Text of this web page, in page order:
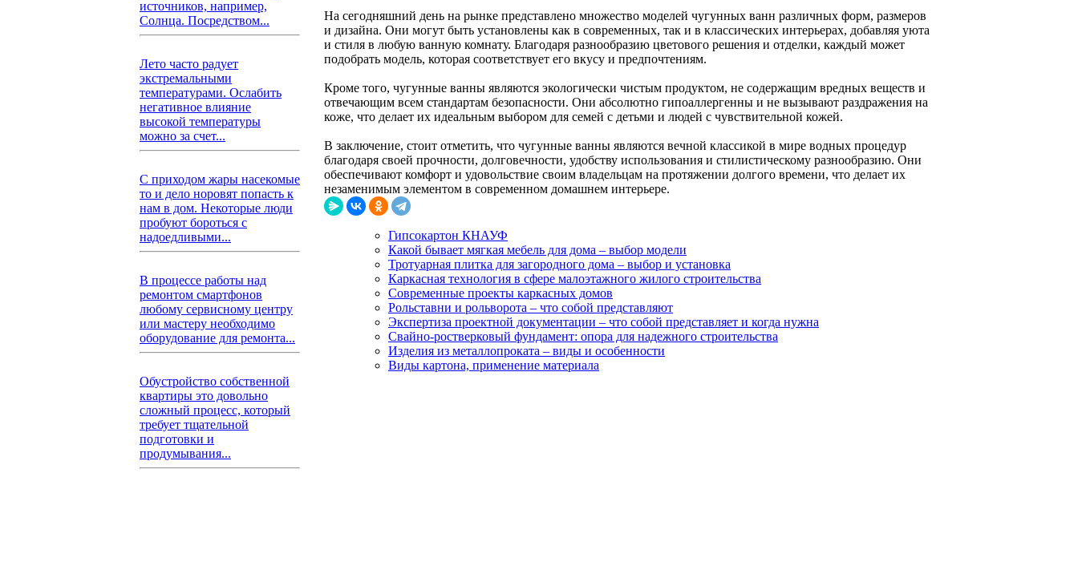
источников, например,
Солнца. Посредством...
Лето часто радует
экстремальными
температурами. Ослабить
негативное влияние
высокой температуры
можно за счет...
С приходом жары насекомые
то и дело норовят попасть к
нам в дом. Некоторые люди
пробуют бороться с
надоедливыми...
В процессе работы над
ремонтом смартфонов
любому сервисному центру
или мастеру необходимо
оборудование для ремонта...
Обустройство собственной
квартиры это довольно
сложный процесс, который
требует тщательной
подготовки и
продумывания...
На сегодняшний день на рынке представлено множество моделей чугунных ванн различных форм, размеров
и дизайна. Они могут быть установлены как в современных, так и в классических интерьерах, добавляя уюта
и стиля в любую ванную комнату. Благодаря разнообразию цветового решения и отделки, каждый может
подобрать модель, которая соответствует его вкусу и предпочтениям.
Кроме того, чугунные ванны являются экологически чистым продуктом, не содержащим вредных веществ и
отвечающим всем стандартам безопасности. Они абсолютно гипоаллергенны и не вызывают раздражения на
коже, что делает их идеальным выбором для семей с детьми и людей с чувствительной кожей.
В заключение, стоит отметить, что чугунные ванны являются вечной классикой в мире водных процедур
благодаря своей прочности, долговечности, удобству использования и стилистическому разнообразию. Они
обеспечивают комфорт и удовольствие своим владельцам на протяжении долгого времени, что делает их
незаменимым элементом в современном домашнем интерьере.
Гипсокартон КНАУФ
Какой бывает мягкая мебель для дома – выбор модели
Тротуарная плитка для загородного дома – выбор и установка
Каркасная технология в сфере малоэтажного жилого строительства
Современные проекты каркасных домов
Рольставни и рольворота – что собой представляют
Экспертиза проектной документации – что собой представляет и когда нужна
Свайно-ростверковый фундамент: опора для надежного строительства
Изделия из металлопроката – виды и особенности
Виды картона, применение материала